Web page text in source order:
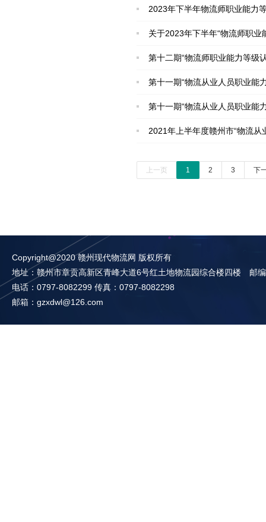
2023年下半年物流师职业能力
关于2023年下半年“物流师职业
第十二期“物流师职业能力等级
第十一期“物流从业人员职业能
第十一期“物流从业人员职业能
2021年上半年度赣州市“物流
上一页 1 2 3 下
Copyright@2020 赣州现代物流网 版权所有
地址：赣州市章贡高新区青峰大道6号红土地物流园综合楼四楼 邮
电话：0797-8082299 传真：0797-8082298
邮箱：gzxdwl@126.com